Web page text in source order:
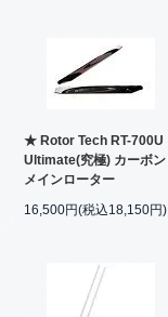
★ Rotor Tech RT-700U
Ultimate(究極) カーボン
メインローター
16,500円(税込18,150円)